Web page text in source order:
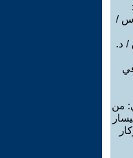
/
/ د.
من